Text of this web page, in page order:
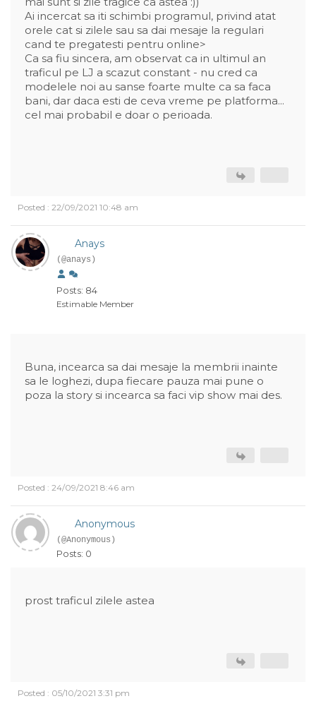
Ai incercat sa iti schimbi programul, privind atat
orele cat si zilele sau sa dai mesaje la regulari
cand te pregatesti pentru online>
Ca sa fiu sincera, am observat ca in ultimul an
traficul pe LJ a scazut constant - nu cred ca
modelele noi au sanse foarte multe ca sa faca
bani, dar daca esti de ceva vreme pe platforma...
cel mai probabil e doar o perioada.
Posted : 22/09/2021 10:48 am
Anays
(@anays)
Posts: 84
Estimable Member
Buna, incearca sa dai mesaje la membrii inainte
sa le loghezi, dupa fiecare pauza mai pune o
poza la story si incearca sa faci vip show mai des.
Posted : 24/09/2021 8:46 am
Anonymous
(@Anonymous)
Posts: 0
prost traficul zilele astea
Posted : 05/10/2021 3:31 pm